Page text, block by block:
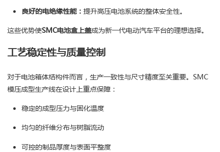
良好的电绝缘性能： 提升高压电池系统的整体安全性。
这些优势使SMC电池盒上盖成为新一代电动汽车平台的理想选择。
工艺稳定性与质量控制
对于电池箱体结构件而言，生产一致性与尺寸精度至关重要。SMC
模压成型生产线在设计上重点保障：
稳定的成型压力与固化温度
均匀的纤维分布与树脂流动
可控的制品厚度与表面平整度